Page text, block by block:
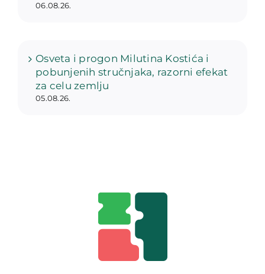
06.08.26.
Osveta i progon Milutina Kostića i
pobunjenih stručnjaka, razorni efekat
za celu zemlju
05.08.26.